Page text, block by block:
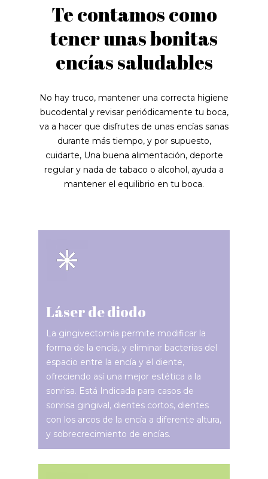
Te contamos como
tener unas bonitas
encías saludables
No hay truco, mantener una correcta higiene
bucodental y revisar periódicamente tu boca,
va a hacer que disfrutes de unas encías sanas
durante más tiempo, y por supuesto,
cuidarte, Una buena alimentación, deporte
regular y nada de tabaco o alcohol, ayuda a
mantener el equilibrio en tu boca.
Láser de diodo
La gingivectomía permite modificar la
forma de la encía, y eliminar bacterias del
espacio entre la encía y el diente,
ofreciendo así una mejor estética a la
sonrisa. Está Indicada para casos de
sonrisa gingival, dientes cortos, dientes
con los arcos de la encía a diferente altura,
y sobrecrecimiento de encías.